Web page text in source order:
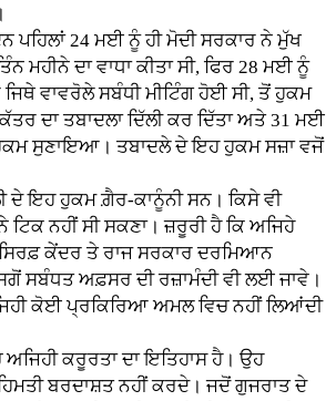
ਪਹਿਲਾਂ 24 ਮਈ ਨੂੰ ਹੀ ਮੋਦੀ ਸਰਕਾਰ ਨੇ ਮੁੱਖ
ਮਹੀਨੇ ਦਾ ਵਾਧਾ ਕੀਤਾ ਸੀ, ਫਿਰ 28 ਮਈ ਨੂੰ
ਵਾਵਰੋਲੇ ਸਬੰਧੀ ਮੀਟਿੰਗ ਹੋਈ ਸੀ, ਤੋਂ ਹੁਕਮ
ਦਾ ਤਬਾਦਲਾ ਦਿੱਲੀ ਕਰ ਦਿੱਤਾ ਅਤੇ 31 ਮਈ
ਸੁਣਾਇਆ। ਤਬਾਦਲੇ ਦੇ ਇਹ ਹੁਕਮ ਸਜ਼ਾ ਵਜੋਂ
ਇਹ ਹੁਕਮ ਗ਼ੈਰ-ਕਾਨੂੰਨੀ ਸਨ। ਕਿਸੇ ਵੀ
ਨਹੀਂ ਸੀ ਸਕਣਾ। ਜ਼ਰੂਰੀ ਹੈ ਕਿ ਅਜਿਹੇ
ਸਿਰਫ਼ ਕੇਂਦਰ ਤੇ ਰਾਜ ਸਰਕਾਰ ਦਰਮਿਆਨ
ਸਬੰਧਤ ਅਫ਼ਸਰ ਦੀ ਰਜ਼ਾਮੰਦੀ ਵੀ ਲਈ ਜਾਵੇ।
ਕੋਈ ਪ੍ਰਕਿਰਿਆ ਅਮਲ ਵਿਚ ਨਹੀਂ ਲਿਆਂਦੀ
ਕਰੂਰਤਾ ਦਾ ਇਤਿਹਾਸ ਹੈ। ਉਹ
ਬਰਦਾਸ਼ਤ ਨਹੀਂ ਕਰਦੇ। ਜਦੋਂ ਗੁਜਰਾਤ ਦੇ